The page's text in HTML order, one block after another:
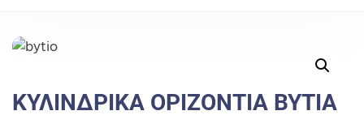
ΚΥΛΙΝΔΡΙΚΑ ΟΡΙΖΟΝΤΙΑ ΒΥΤΙΑ